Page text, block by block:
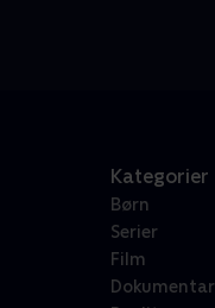
Kategorier
Børn
Serier
Film
Dokumentar